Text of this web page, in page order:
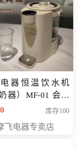
器恒温饮水机
器）MF-01 会员
366元
库存100
飞电器专卖店